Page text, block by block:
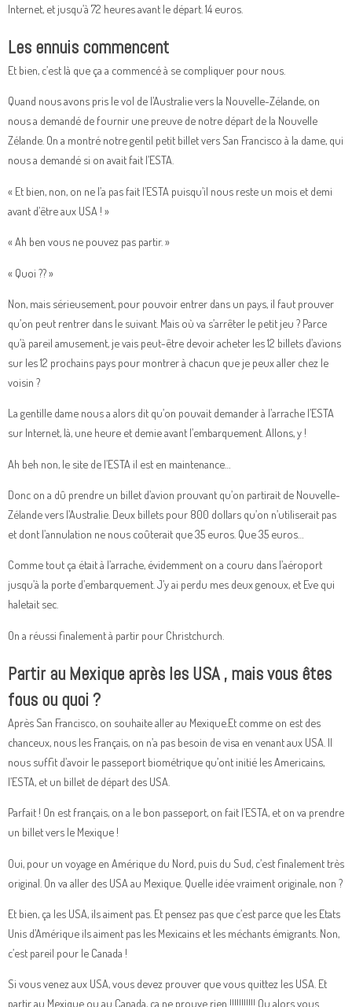
Internet, et jusqu’à 72 heures avant le départ. 14 euros.
Les ennuis commencent
Et bien, c’est là que ça a commencé à se compliquer pour nous.
Quand nous avons pris le vol de l’Australie vers la Nouvelle-Zélande, on
nous a demandé de fournir une preuve de notre départ de la Nouvelle
Zélande. On a montré notre gentil petit billet vers San Francisco à la dame, qui
nous a demandé si on avait fait l’ESTA.
« Et bien, non, on ne l’a pas fait l’ESTA puisqu’il nous reste un mois et demi
avant d’être aux USA ! »
« Ah ben vous ne pouvez pas partir. »
« Quoi ?? »
Non, mais sérieusement, pour pouvoir entrer dans un pays, il faut prouver
qu’on peut rentrer dans le suivant. Mais où va s’arrêter le petit jeu ? Parce
qu’à pareil amusement, je vais peut-être devoir acheter les 12 billets d’avions
sur les 12 prochains pays pour montrer à chacun que je peux aller chez le
voisin ?
La gentille dame nous a alors dit qu’on pouvait demander à l’arrache l’ESTA
sur Internet, là, une heure et demie avant l’embarquement. Allons, y !
Ah beh non, le site de l’ESTA il est en maintenance…
Donc on a dû prendre un billet d’avion prouvant qu’on partirait de Nouvelle-
Zélande vers l’Australie. Deux billets pour 800 dollars qu’on n’utiliserait pas
et dont l’annulation ne nous coûterait que 35 euros. Que 35 euros…
Comme tout ça était à l’arrache, évidemment on a couru dans l’aéroport
jusqu’à la porte d’embarquement. J’y ai perdu mes deux genoux, et Eve qui
haletait sec.
On a réussi finalement à partir pour Christchurch.
Partir au Mexique après les USA , mais vous êtes
fous ou quoi ?
Après San Francisco, on souhaite aller au Mexique.Et comme on est des
chanceux, nous les Français, on n’a pas besoin de visa en venant aux USA. Il
nous suffit d’avoir le passeport biométrique qu’ont initié les Americains,
l’ESTA, et un billet de départ des USA.
Parfait ! On est français, on a le bon passeport, on fait l’ESTA, et on va prendre
un billet vers le Mexique !
Oui, pour un voyage en Amérique du Nord, puis du Sud, c’est finalement très
original. On va aller des USA au Mexique. Quelle idée vraiment originale, non ?
Et bien, ça les USA, ils aiment pas. Et pensez pas que c’est parce que les Etats
Unis d’Amérique ils aiment pas les Mexicains et les méchants émigrants. Non,
c’est pareil pour le Canada !
Si vous venez aux USA, vous devez prouver que vous quittez les USA. Et
partir au Mexique ou au Canada, ca ne prouve rien !!!!!!!!!!! Ou alors vous